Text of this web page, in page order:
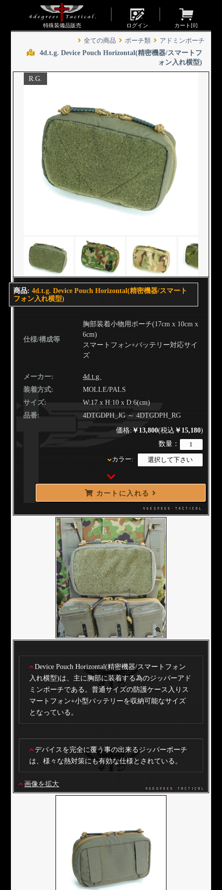
特殊装備品販売 ログイン カート[0]
全ての商品 ポーチ類 アドミンポーチ
4d.t.g. Device Pouch Horizontal(精密機器/スマートフ
ォン入れ横型)
R.G.
商品:4d.t.g. Device Pouch Horizontal(精密機器/スマート
フォン入れ横型)
仕様/構成等
胸部装着小物用ポーチ(17cm x 10cm x
6cm)
スマートフォン+バッテリー対応サイ
ズ
メーカー:
4d.t.g.
装着方式:
MOLLE/PALS
サイズ:
W:17 x H:10 x D:6(cm)
品番:
4DTGDPH_JG ～ 4DTGDPH_RG
価格:￥13,800(税込￥15,180)
数量：
カラー:
カートに入れる
Device Pouch Horizontal(精密機器/スマートフォン
入れ横型)は、主に胸部に装着する為のジッパーアド
ミンポーチである。普通サイズの防護ケース入りス
マートフォン+小型バッテリーを収納可能なサイズ
となっている。
デバイスを完全に覆う事の出来るジッパーポーチ
は、様々な熱対策にも有効な仕様とされている。
画像を拡大